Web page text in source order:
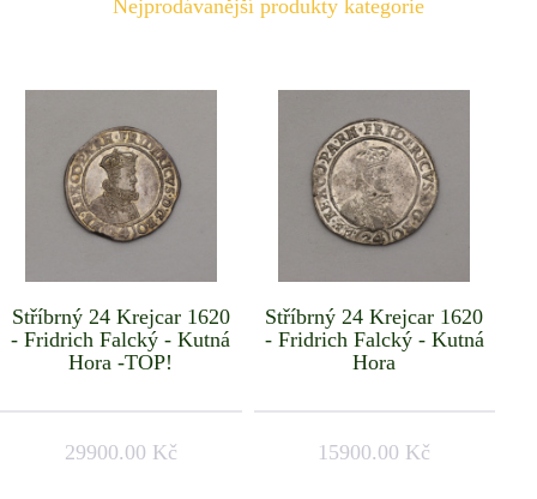
Nejprodávanější produkty kategorie
Stříbrný 24 Krejcar 1620
- Fridrich Falcký - Kutná
Hora -TOP!
29900.00 Kč
Stříbrný 24 Krejcar 1620
- Fridrich Falcký - Kutná
Hora
15900.00 Kč